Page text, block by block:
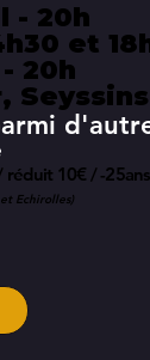
- 20h
et
20h
Seyssins
réduit 10€ / -
Echirolles)